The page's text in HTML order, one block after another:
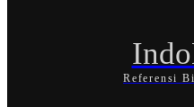
Referensi